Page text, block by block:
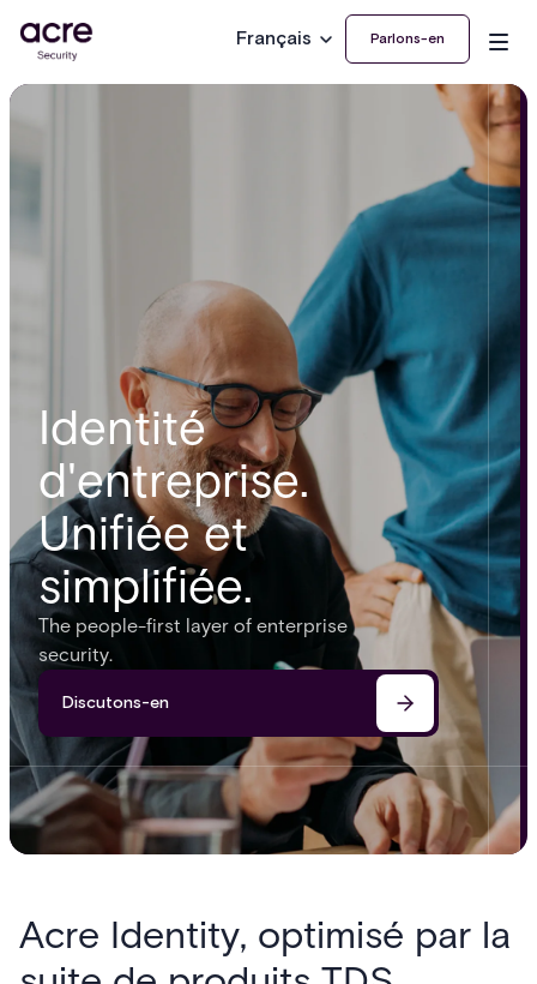
Français Parlons-en
Identité
d'entreprise.
Unifiée et
simplifiée.
The people-first layer of enterprise
security.
Discutons-en
Acre Identity, optimisé par la